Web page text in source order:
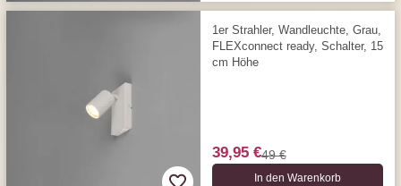
1er Strahler, Wandleuchte, Grau,
FLEXconnect ready, Schalter, 15
cm Höhe
39,95 €49 €
In den Warenkorb